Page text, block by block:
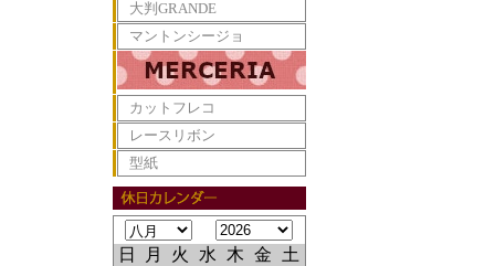
大判GRANDE
マントンシージョ
カットフレコ
レースリボン
型紙
日 月 火 水 木 金
土